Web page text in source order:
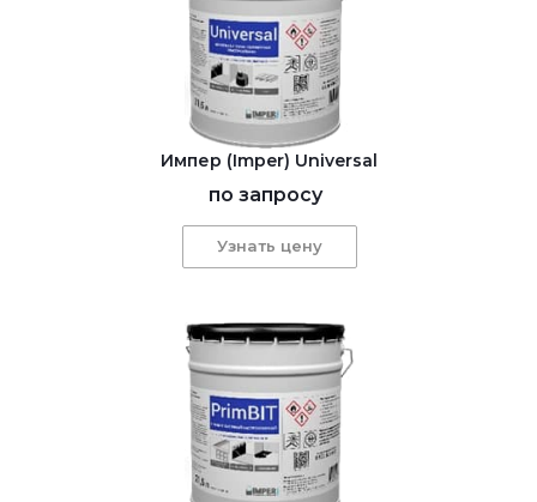
Импер (Imper) Universal
по запросу
Узнать цену